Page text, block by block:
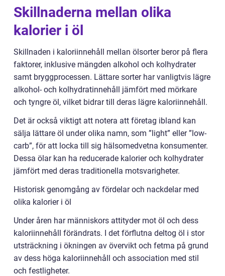
Skillnaderna mellan olika
kalorier i öl
Skillnaden i kaloriinnehåll mellan ölsorter beror på flera
faktorer, inklusive mängden alkohol och kolhydrater
samt bryggprocessen. Lättare sorter har vanligtvis lägre
alkohol- och kolhydratinnehåll jämfört med mörkare
och tyngre öl, vilket bidrar till deras lägre kaloriinnehåll.
Det är också viktigt att notera att företag ibland kan
sälja lättare öl under olika namn, som ”light” eller ”low-
carb”, för att locka till sig hälsomedvetna konsumenter.
Dessa ölar kan ha reducerade kalorier och kolhydrater
jämfört med deras traditionella motsvarigheter.
Historisk genomgång av fördelar och nackdelar med
olika kalorier i öl
Under åren har människors attityder mot öl och dess
kaloriinnehåll förändrats. I det förflutna deltog öl i stor
utsträckning i ökningen av övervikt och fetma på grund
av dess höga kaloriinnehåll och association med stil
och festligheter.